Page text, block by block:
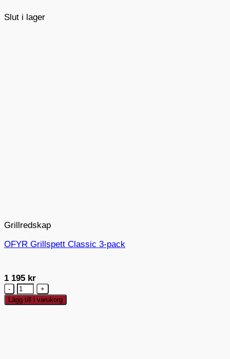
Slut i lager
Grillredskap
OFYR Grillspett Classic 3-pack
1 195 kr
OFYR
Grillspett
Lägg till i varukorg